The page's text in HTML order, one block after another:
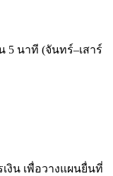
นาที (จันทร์–เสาร์
งิน เพื่อวางแผนยื่นที่